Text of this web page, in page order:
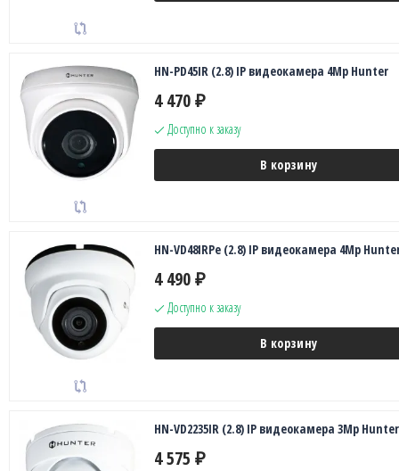
HN-PD45IR (2.8) IP видеокамера 4Mp Hunter
4 470 ₽
Доступно к заказу
В корзину
HN-VD48IRPe (2.8) IP видеокамера 4Mp
4 490 ₽
Доступно к заказу
В корзину
HN-VD2235IR (2.8) IP видеокамера 3Mp Hunter
4 575 ₽